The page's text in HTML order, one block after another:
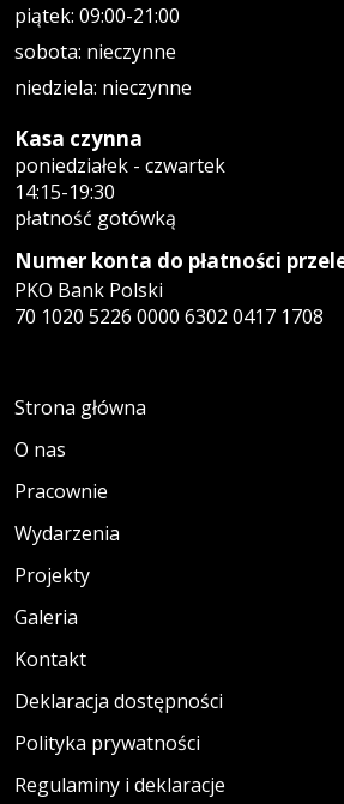
piątek: 09:00-21:00
sobota: nieczynne
niedziela: nieczynne
Kasa czynna
poniedziałek - czwartek
14:15-19:30
płatność gotówką
Numer konta do płatności
PKO Bank Polski
70 1020 5226 0000 6302 0417 1708
Strona główna
O nas
Pracownie
Wydarzenia
Projekty
Galeria
Kontakt
Deklaracja dostępności
Polityka prywatności
Regulaminy i deklaracje